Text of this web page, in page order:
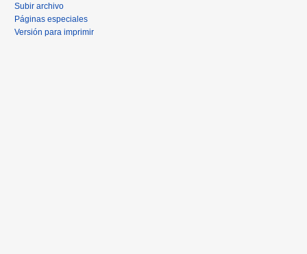
Subir archivo
Páginas especiales
Versión para imprimir